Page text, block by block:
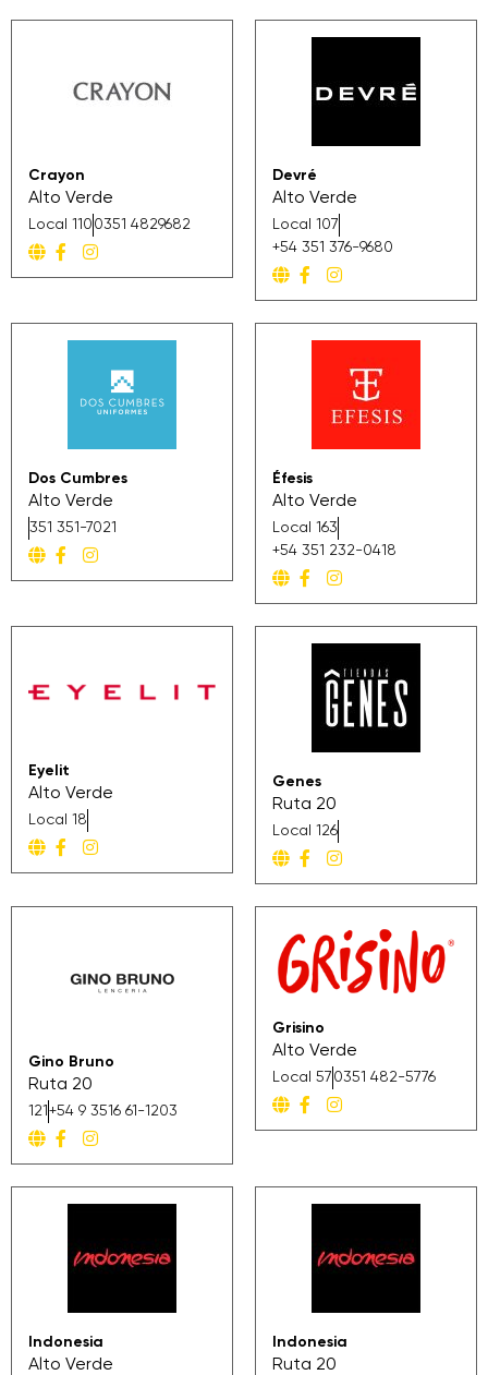
Crayon
Alto Verde
Local 110 0351 4829682
Devré
Alto Verde
Local 107
+54 351 376-9680
Dos Cumbres
Alto Verde
351 351-7021
Éfesis
Alto Verde
Local 163
+54 351 232-0418
Eyelit
Alto Verde
Local 18
Genes
Ruta 20
Local 126
Gino Bruno
Ruta 20
121 +54 9 3516 61-1203
Grisino
Alto Verde
Local 57 0351 482-5776
Indonesia
Alto Verde
Indonesia
Ruta 20